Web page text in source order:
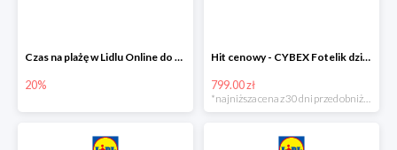
Czas na plażę w Lidlu Online do -20%
20%
Hit cenowy - CYBEX Fotelik dziecięcy samochodowy Pallasfix grupa I-III, 9-36 kg
799.00 zł